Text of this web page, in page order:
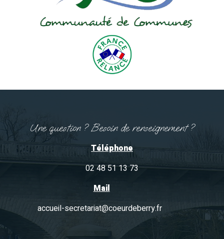
Une question ? Besoin de renseignement ?
Téléphone
02 48 51 13 73
Mail
accueil-secretariat@coeurdeberry.fr